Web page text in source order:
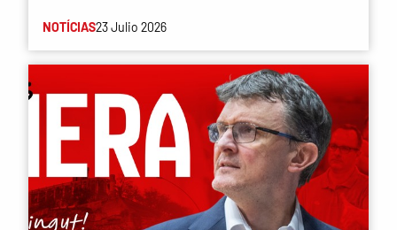
NOTÍCIAS23 Julio 2026